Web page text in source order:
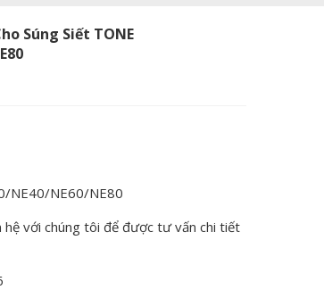
Súng Siết TONE
NE40/NE60/NE80
hệ với chúng tôi để được tư vấn chi tiết